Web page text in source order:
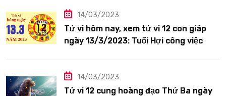
14/03/2023
Tử vi hôm nay, xem tử vi 12 con giáp
ngày 13/3/2023: Tuổi Hợi công việc
14/03/2023
Tử vi 12 cung hoàng đạo Thứ Ba ngày